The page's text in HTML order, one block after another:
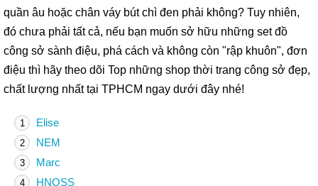
quần âu hoặc chân váy bút chì đen phải không? Tuy nhiên,
đó chưa phải tất cả, nếu bạn muốn sở hữu những set đồ
công sở sành điệu, phá cách và không còn "rập khuôn", đơn
điệu thì hãy theo dõi Top những shop thời trang công sở đẹp,
chất lượng nhất tại TPHCM ngay dưới đây nhé!
1 Elise
2 NEM
3 Marc
4 HNOSS